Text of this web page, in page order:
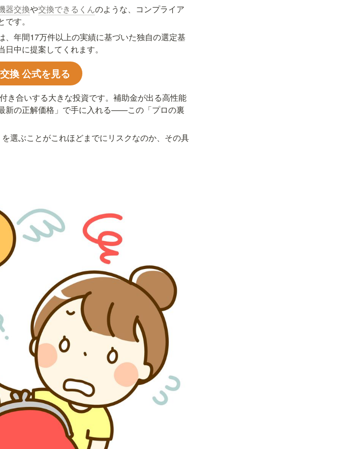
器交換や交換できるくんのような、コンプライア
す。
、年間17万件以上の実績に基づいた独自の選定基
中に提案してくれます。
換 公式を見る
き合いする大きな投資です。補助金が出る高性能
新の正解価格」で手に入れる——この「プロの裏
選ぶことがこれほどまでにリスクなのか、その具